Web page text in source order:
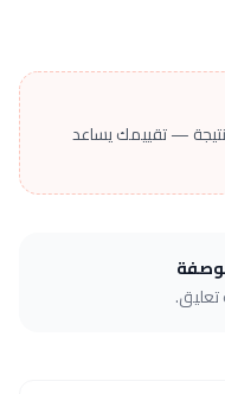
— تقييمك يساعد
تعليق.